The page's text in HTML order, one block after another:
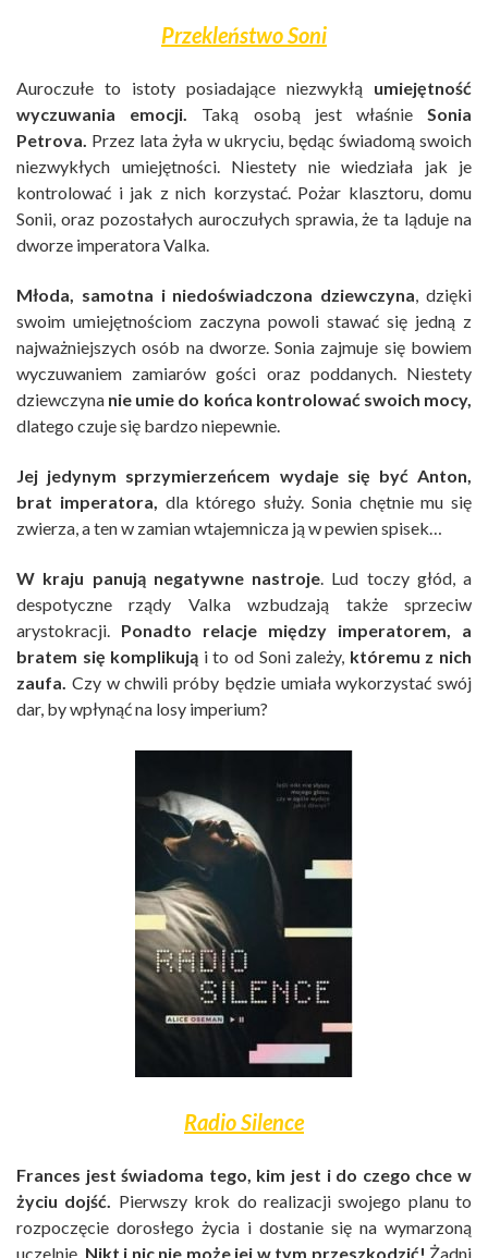
Przekleństwo Soni
Auroczułe to istoty posiadające niezwykłą umiejętność
wyczuwania emocji. Taką osobą jest właśnieSonia
Petrova. Przez lata żyła w ukryciu, będąc świadomą swoich
niezwykłych umiejętności. Niestety nie wiedziała jak je
kontrolować i jak z nich korzystać. Pożar klasztoru, domu
Sonii, oraz pozostałych auroczułych sprawia, że ta ląduje na
dworze imperatora Valka.
Młoda, samotna i niedoświadczona dziewczyna, dzięki
swoim umiejętnościom zaczyna powoli stawać się jedną z
najważniejszych osób na dworze. Sonia zajmuje się bowiem
wyczuwaniem zamiarów gości oraz poddanych. Niestety
dziewczyna nie umie do końca kontrolować swoich mocy,
dlatego czuje się bardzo niepewnie.
Jej jedynym sprzymierzeńcem wydaje się być Anton,
brat imperatora, dla którego służy. Sonia chętnie mu się
zwierza, a ten w zamian wtajemnicza ją w pewien spisek…
W kraju panują negatywne nastroje. Lud toczy głód, a
despotyczne rządy Valka wzbudzają także sprzeciw
arystokracji. Ponadto relacje między imperatorem, a
bratem się komplikują i to od Soni zależy, któremu z nich
zaufa. Czy w chwili próby będzie umiała wykorzystać swój
dar, by wpłynąć na losy imperium?
Radio Silence
Frances jest świadoma tego, kim jest i do czego chce w
życiu dojść. Pierwszy krok do realizacji swojego planu to
rozpoczęcie dorosłego życia i dostanie się na wymarzoną
uczelnię. Nikt i nic nie może jej w tym przeszkodzić! Żadni